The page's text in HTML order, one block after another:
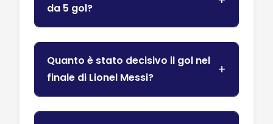
da 5 gol?
Quanto è stato decisivo il gol nel
finale di Lionel Messi?